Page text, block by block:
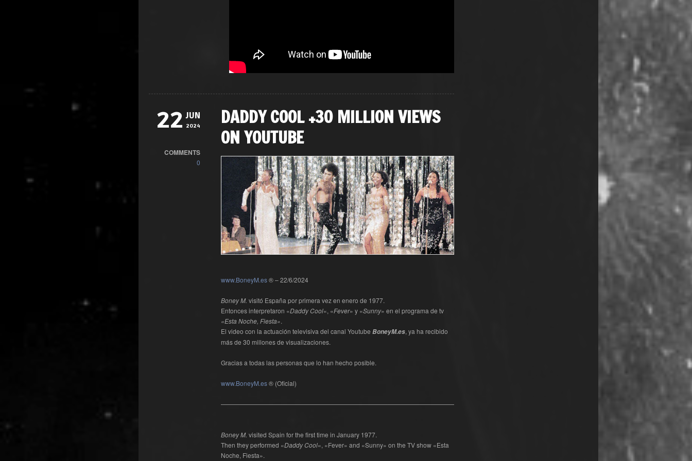
22 JUN
2024
COMMENTS
0
DADDY COOL +30 MILLION VIEWS
ON YOUTUBE
www.BoneyM.es® – 22/6/2024
Boney M. visitó España por primera vez en enero de 1977.
Entonces interpretaron «Daddy Cool«, «Fever» y «Sunny» en el programa de tv
«Esta Noche, Fiesta».
El video con la actuación televisiva del canal Youtube BoneyM.es, ya ha recibido
más de 30 millones de visualizaciones.
Gracias a todas las personas que lo han hecho posible.
www.BoneyM.es® (Oficial)
——————————————————————————————————————–
Boney M. visited Spain for the first time in January 1977.
Then they performed «Daddy Cool«, «Fever» and «Sunny» on the TV show «Esta
Noche, Fiesta».